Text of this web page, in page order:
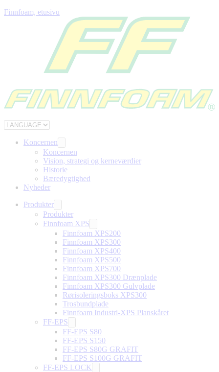
Finnfoam, etusivu
Koncernen
Koncernen
Vision, strategi og kerneværdier
Historie
Bæredygtighed
Nyheder
Produkter
Produkter
Finnfoam XPS
Finnfoam XPS200
Finnfoam XPS300
Finnfoam XPS400
Finnfoam XPS500
Finnfoam XPS700
Finnfoam XPS300 Drænplade
Finnfoam XPS300 Gulvplade
Rørisoleringsboks XPS300
Trosbundplade
Finnfoam Industri-XPS Planskåret
FF-EPS
FF-EPS S80
FF-EPS S150
FF-EPS S80G GRAFIT
FF-EPS S100G GRAFIT
FF-EPS LOCK